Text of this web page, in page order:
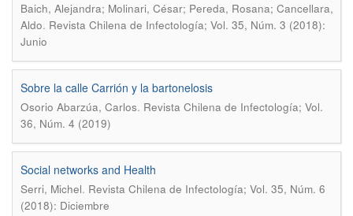
Baich, Alejandra; Molinari, César; Pereda, Rosana; Cancellara,
Aldo. Revista Chilena de Infectología; Vol. 35, Núm. 3 (2018):
Junio
Sobre la calle Carrión y la bartonelosis
Osorio Abarzúa, Carlos. Revista Chilena de Infectología; Vol.
36, Núm. 4 (2019)
Social networks and Health
Serri, Michel. Revista Chilena de Infectología; Vol. 35, Núm. 6
(2018): Diciembre